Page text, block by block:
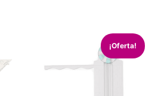
¡Oferta!
Cortadora
6
precio
original
precio
actual